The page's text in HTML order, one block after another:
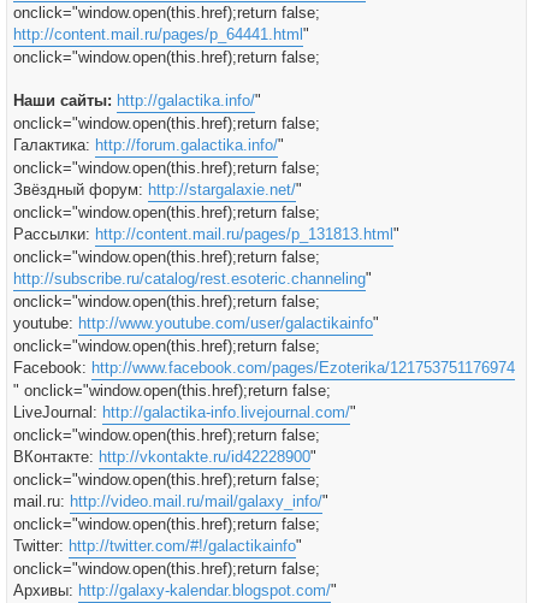
onclick="window.open(this.href);return false;
http://content.mail.ru/pages/p_64441.html "
onclick="window.open(this.href);return false;
Наши сайты: http://galactika.info/"
onclick="window.open(this.href);return false;
Галактика: http://forum.galactika.info/"
onclick="window.open(this.href);return false;
Звёздный форум: http://stargalaxie.net/"
onclick="window.open(this.href);return false;
Рассылки: http://content.mail.ru/pages/p_131813.html "
onclick="window.open(this.href);return false;
http://subscribe.ru/catalog/rest.esoteric.channeling"
onclick="window.open(this.href);return false;
youtube: http://www.youtube.com/user/galactikainfo"
onclick="window.open(this.href);return false;
Facebook: http://www.facebook.com/pages/Ezoterika/121753751176974
" onclick="window.open(this.href);return false;
LiveJournal: http://galactika-info.livejournal.com/"
onclick="window.open(this.href);return false;
ВКонтакте: http://vkontakte.ru/id42228900"
onclick="window.open(this.href);return false;
mail.ru: http://video.mail.ru/mail/galaxy_info/"
onclick="window.open(this.href);return false;
Twitter: http://twitter.com/#!/galactikainfo"
onclick="window.open(this.href);return false;
Архивы: http://galaxy-kalendar.blogspot.com/"